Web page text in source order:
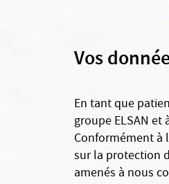
Vos
En tant que
groupe ELSAN
Conformément à
sur la protection
amenés à nous